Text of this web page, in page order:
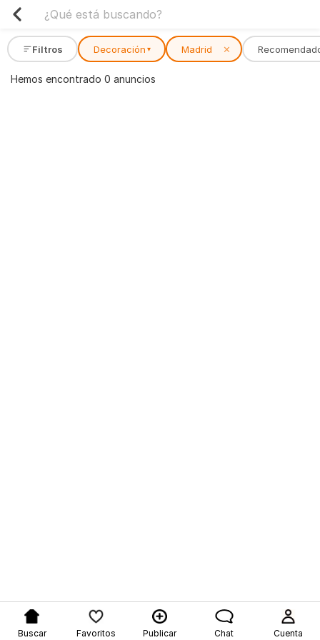
Filtros Decoración ▾ Madrid ✕
Hemos encontrado 0 anuncios
Buscar Favoritos Publicar Chat Cuenta